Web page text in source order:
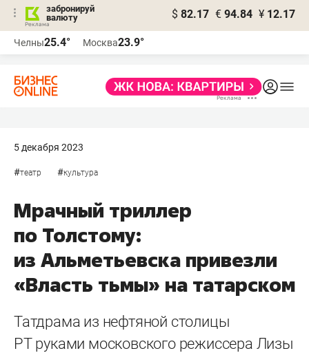
забронируй
валюту
$ 82.17 € 94.84 ¥ 12.17
Челны25.4° Москва23.9°
5 декабря 2023
#театр #культура
Мрачный триллер
по Толстому:
из Альметьевска привезли
«Власть тьмы» на татарском
Татдрама из нефтяной столицы
РТ руками московского режиссера Лизы